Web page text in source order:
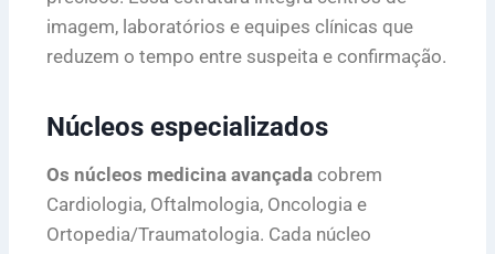
imagem, laboratórios e equipes clínicas que
reduzem o tempo entre suspeita e confirmação.
Núcleos especializados
Os núcleos medicina avançada cobrem
Cardiologia, Oftalmologia, Oncologia e
Ortopedia/Traumatologia. Cada núcleo